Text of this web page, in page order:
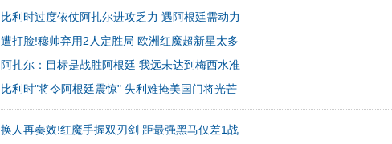
比利时过度依仗阿扎尔进攻乏力 遇阿根廷需动力
遭打脸!穆帅弃用2人定胜局 欧洲红魔超新星太多
阿扎尔：目标是战胜阿根廷 我远未达到梅西水准
比利时"将令阿根廷震惊" 失利难掩美国门将光芒
换人再奏效!红魔手握双刃剑 距最强黑马仅差1战